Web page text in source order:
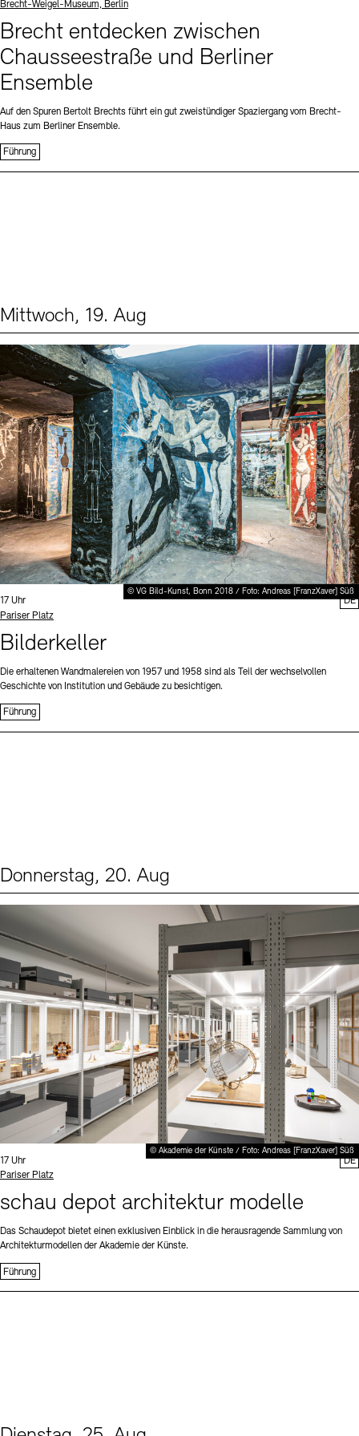
Standort
Brecht-Weigel-Museum, Berlin
Brecht entdecken zwischen
Chausseestraße und Berliner
Ensemble
Auf den Spuren Bertolt Brechts führt ein gut zweistündiger Spaziergang vom Brecht-
Haus zum Berliner Ensemble.
Führung
Mittwoch, 19. Aug
© VG Bild-Kunst, Bonn 2018 / Foto: Andreas [FranzXaver] Süß
Uhrzeit:
17 Uhr
Standort
Pariser Platz
Bilderkeller
Die erhaltenen Wandmalereien von 1957 und 1958 sind als Teil der wechselvollen
Geschichte von Institution und Gebäude zu besichtigen.
Führung
DE
Donnerstag, 20. Aug
© Akademie der Künste / Foto: Andreas [FranzXaver] Süß
Uhrzeit:
17 Uhr
Standort
Pariser Platz
schau depot architektur modelle
Das Schaudepot bietet einen exklusiven Einblick in die herausragende Sammlung von
Architekturmodellen der Akademie der Künste.
Führung
DE